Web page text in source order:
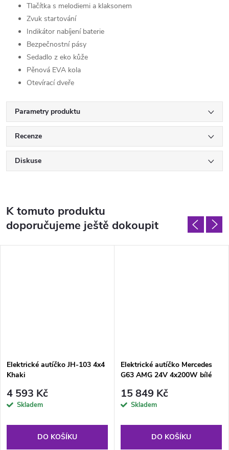
Tlačítka s melodiemi a klaksonem
Zvuk startování
Indikátor nabíjení baterie
Bezpečnostní pásy
Sedadlo z eko kůže
Pěnová EVA kola
Otevírací dveře
Parametry produktu
Recenze
Diskuse
K tomuto produktu
doporučujeme ještě dokoupit
Elektrické autíčko JH-103 4x4
Khaki
4 593 Kč
Skladem
DO KOŠÍKU
Elektrické autíčko Mercedes
G63 AMG 24V 4x200W bílé
15 849 Kč
Skladem
DO KOŠÍKU